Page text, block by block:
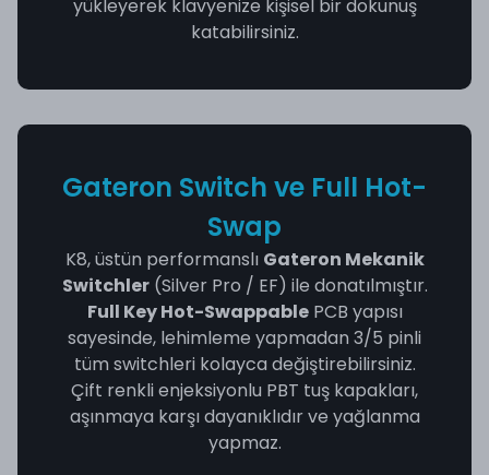
yükleyerek klavyenize kişisel bir dokunuş
katabilirsiniz.
Gateron Switch ve Full Hot-
Swap
K8, üstün performanslı Gateron Mekanik
Switchler(Silver Pro / EF) ile donatılmıştır.
Full Key Hot-SwappablePCB yapısı
sayesinde, lehimleme yapmadan 3/5 pinli
tüm switchleri kolayca değiştirebilirsiniz.
Çift renkli enjeksiyonlu PBT tuş kapakları,
aşınmaya karşı dayanıklıdır ve yağlanma
yapmaz.